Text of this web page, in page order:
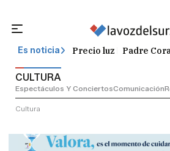
Es noticia Precio luz Padre
CULTURA
Espectáculos Y ConciertosComunicación
Cultura